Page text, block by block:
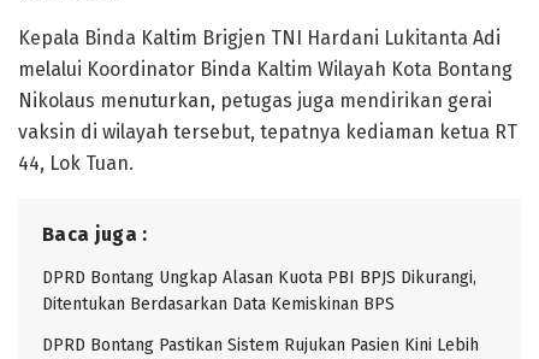
Kepala Binda Kaltim Brigjen TNI Hardani Lukitanta Adi
melalui Koordinator Binda Kaltim Wilayah Kota Bontang
Nikolaus menuturkan, petugas juga mendirikan gerai
vaksin di wilayah tersebut, tepatnya kediaman ketua RT
44, Lok Tuan.
Baca juga :
DPRD Bontang Ungkap Alasan Kuota PBI BPJS Dikurangi,
Ditentukan Berdasarkan Data Kemiskinan BPS
DPRD Bontang Pastikan Sistem Rujukan Pasien Kini Lebih